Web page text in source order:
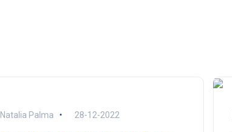
Natalia Palma 28-12-2022